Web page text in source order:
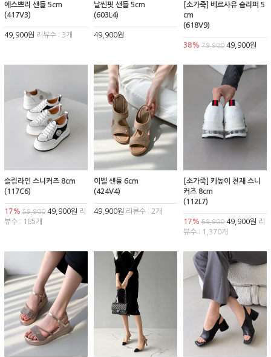
에스쁘리 샌들 5cm
(417V3)
49,900원 리뷰수 : 3개
날씬핏 샌들 5cm
(603L4)
49,900원
[소가죽] 베르사유 슬리퍼 5
cm
(618V9)
38% 79,90049,900원
슬림라인 스니커즈 8cm
(117C6)
17% 59,900 49,900원 리
뷰수 : 185개
이벨 샌들 6cm
(424V4)
49,900원 리뷰수 : 2개
[소가죽] 키높이 천재 스니
커즈 8cm
(112L7)
17% 59,90049,900원 리
뷰수 : 1,370개